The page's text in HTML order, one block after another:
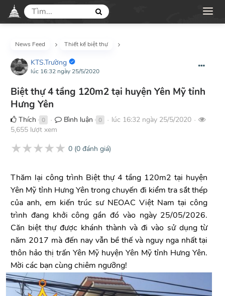
News Feed Thiết kế biệt thự
KTS.Trường
lúc 16:32 ngày 25/5/2020
Biệt thự 4 tầng 120m2 tại huyện Yên Mỹ tỉnh
Hưng Yên
Thích 0 ● Bình luận 0 ● lúc 16:32 ngày 25/5/2020 ●
5,655 lượt xem
★★★★★ 0 (0 đánh giá)
Thăm lại công trình Biệt thự 4 tầng 120m2 tại huyện
Yên Mỹ tỉnh Hưng Yên trong chuyến đi kiểm tra sắt thép
của anh, em kiến trúc sư NEOAC Việt Nam tại công
trình đang khởi công gần đó vào ngày 25/05/2026.
Căn biệt thự được khánh thành và đi vào sử dụng từ
năm 2017 mà đến nay vẫn bề thế và nguy nga nhất tại
thôn hảo thị trấn Yên Mỹ huyện Yên Mỹ tỉnh Hưng Yên.
Mời các bạn cùng chiêm ngưỡng!